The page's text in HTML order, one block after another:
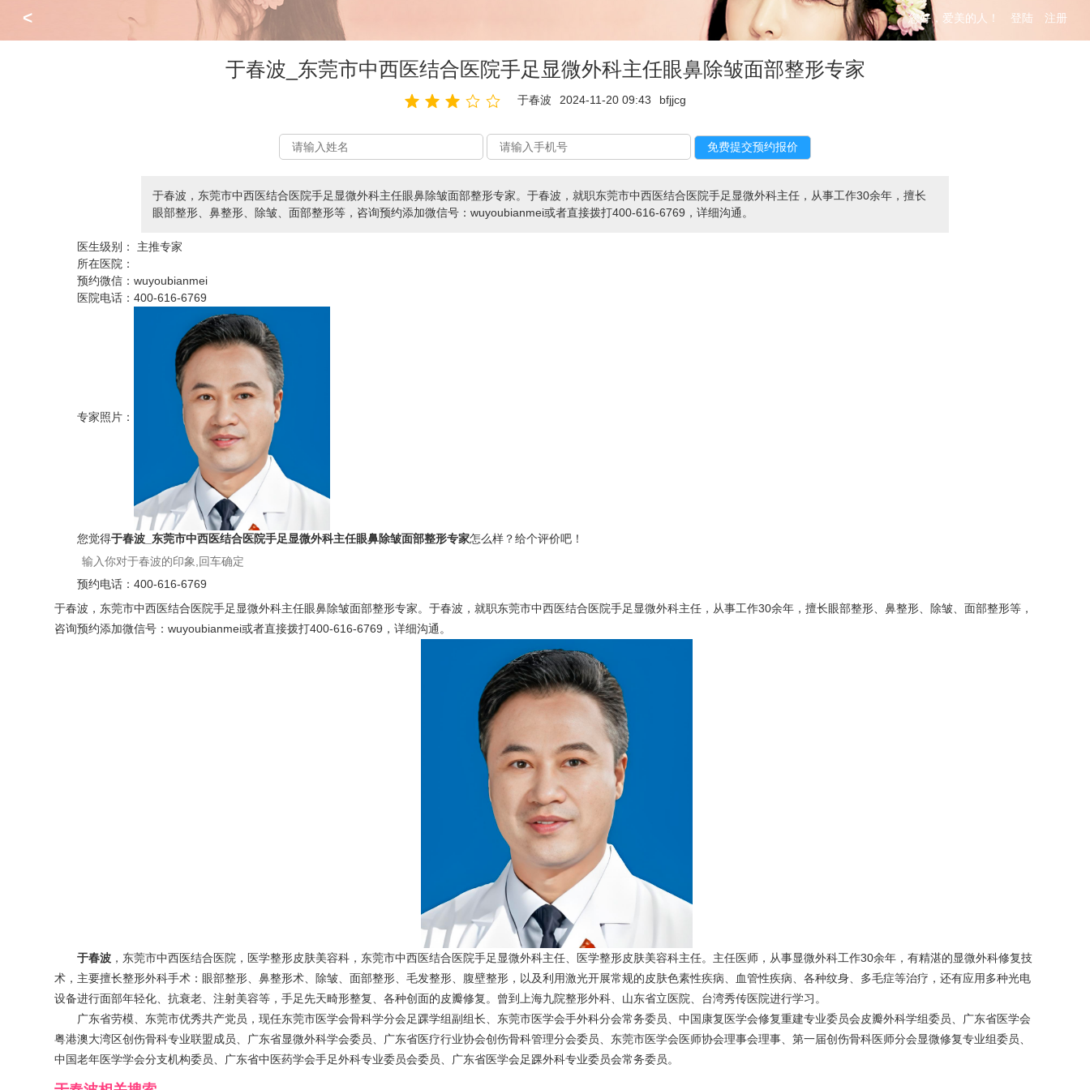
< 您好，爱美的人！ 登陆 注册
于春波_东莞市中西医结合医院手足显微外科主任眼鼻除皱面部整形专家
于春波 2024-11-20 09:43 bfjjcg
于春波，东莞市中西医结合医院手足显微外科主任眼鼻除皱面部整形专家。于春波，就职东莞市中西医结合医院手足显微外科主任，从事工作30余年，擅长
眼部整形、鼻整形、除皱、面部整形等，咨询预约添加微信号：wuyoubianmei或者直接拨打400-616-6769，详细沟通。
医生级别：
主推专家
所在医院：
预约微信：wuyoubianmei
医院电话：400-616-6769
专家照片：
您觉得于春波_东莞市中西医结合医院手足显微外科主任眼鼻除皱面部整形专家怎么样？给个评价吧！
预约电话：400-616-6769
于春波，东莞市中西医结合医院手足显微外科主任眼鼻除皱面部整形专家。于春波，就职东莞市中西医结合医院手足显微外科主任，从事工作30余年，擅长眼部整形、鼻整形、除皱、面部整形等，
咨询预约添加微信号：wuyoubianmei或者直接拨打400-616-6769，详细沟通。
于春波 ，东莞市中西医结合医院，医学整形皮肤美容科，东莞市中西医结合医院手足显微外科主任、医学整形皮肤美容科主任。主任医师，从事显微外科工作30余年，有精湛的显微外科修复技
术，主要擅长整形外科手术：眼部整形、鼻整形术、除皱、面部整形、毛发整形、腹壁整形，以及利用激光开展常规的皮肤色素性疾病、血管性疾病、各种纹身、多毛症等治疗，还有应用多种光电
设备进行面部年轻化、抗衰老、注射美容等，手足先天畸形整复、各种创面的皮瓣修复。曾到上海九院整形外科、山东省立医院、台湾秀传医院进行学习。
广东省劳模、东莞市优秀共产党员，现任东莞市医学会骨科学分会足踝学组副组长、东莞市医学会手外科分会常务委员、中国康复医学会修复重建专业委员会皮瓣外科学组委员、广东省医学会
粤港澳大湾区创伤骨科专业联盟成员、广东省显微外科学会委员、广东省医疗行业协会创伤骨科管理分会委员、东莞市医学会医师协会理事会理事、第一届创伤骨科医师分会显微修复专业组委员、
中国老年医学学会分支机构委员、广东省中医药学会手足外科专业委员会委员、广东省医学会足踝外科专业委员会常务委员。